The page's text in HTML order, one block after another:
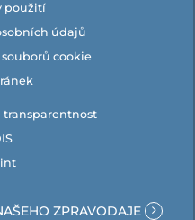
použití
údajů
cookie
transparentnost
ZPRAVODAJE